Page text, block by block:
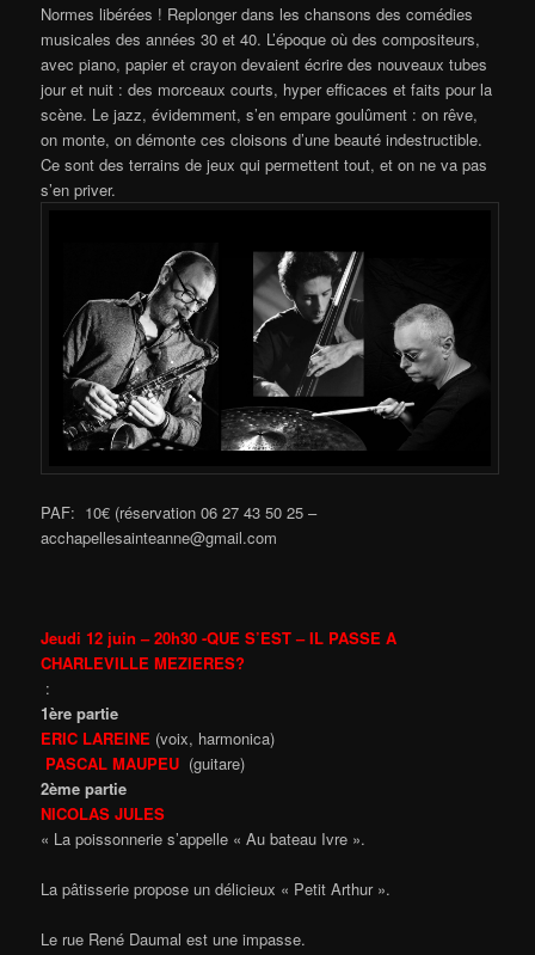
Normes libérées ! Replonger dans les chansons des comédies
musicales des années 30 et 40. L’époque où des compositeurs,
avec piano, papier et crayon devaient écrire des nouveaux tubes
jour et nuit : des morceaux courts, hyper efficaces et faits pour la
scène. Le jazz, évidemment, s’en empare goulûment : on rêve,
on monte, on démonte ces cloisons d’une beauté indestructible.
Ce sont des terrains de jeux qui permettent tout, et on ne va pas
s’en priver.
PAF: 10€ (réservation 06 27 43 50 25 –
acchapellesainteanne@gmail.com
Jeudi 12 juin – 20h30 -QUE S’EST – IL PASSE A
CHARLEVILLE MEZIERES?
:
1ère partie
ERIC LAREINE (voix, harmonica)
PASCAL MAUPEU (guitare)
2ème partie
NICOLAS JULES
« La poissonnerie s’appelle « Au bateau Ivre ».
La pâtisserie propose un délicieux « Petit Arthur ».
Le rue René Daumal est une impasse.